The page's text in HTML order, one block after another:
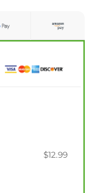
$12.99